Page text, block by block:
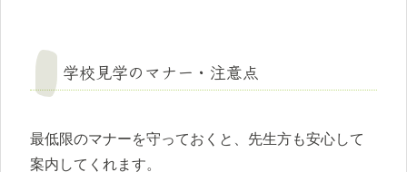
学校見学のマナー・注意点
最低限のマナーを守っておくと、先生方も安心して
案内してくれます。